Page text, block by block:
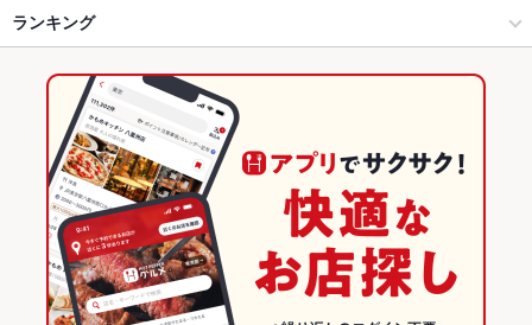
完全個室 海鮮と産地鶏の炭火焼 うお鶏 藤枝店
静岡おでん 海鮮和食居酒屋 ごっつぁんです。 静岡店
完全個室 海鮮と産地鶏の炭火焼 うお鶏 静岡駅店
個室完備 海鮮と産地鶏の炭火焼 うお鶏 掛川店
御殿場・富士・沼津・三島 × 和風
沼津駅 × 居酒屋
沼津駅 × 和風
焼き鳥・鶏料理
御殿場・富士・沼津・三島 × 和食
沼津 × 和風
沼津 × 和食
沼津 × 焼き鳥・鶏料理
静岡 × 居酒屋
静岡 × 和風
沼津駅
三島駅
からあげ
チャーハン 炭火焼 担々麺
ランキング
静岡のグルメランキング
静岡の居酒屋ランキング
御殿場・富士・沼津・三島のグルメランキング
御殿場・富士・沼津・三島の居酒屋ランキング
沼津のグルメランキング